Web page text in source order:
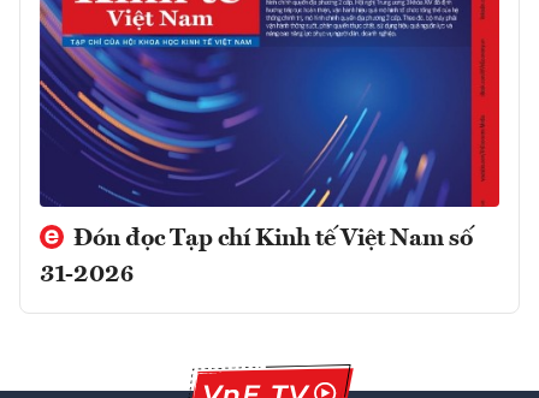
Đón đọc Tạp chí Kinh tế Việt Nam số
31-2026